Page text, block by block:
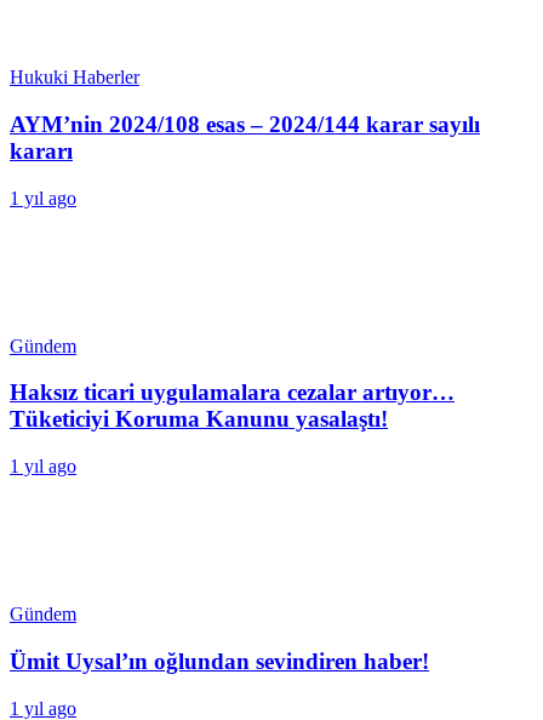
Hukuki Haberler
AYM’nin 2024/108 esas – 2024/144 karar sayılı
kararı
1 yıl ago
Gündem
Haksız ticari uygulamalara cezalar artıyor…
Tüketiciyi Koruma Kanunu yasalaştı!
1 yıl ago
Gündem
Ümit Uysal’ın oğlundan sevindiren haber!
1 yıl ago